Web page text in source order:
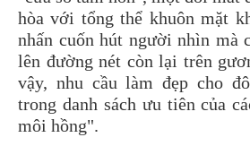
hòa với tổng thể khuôn mặt
nhấn cuốn hút người nhìn mà
lên đường nét còn lại trên
vậy, nhu cầu làm đẹp cho
trong danh sách ưu tiên của
môi hồng".